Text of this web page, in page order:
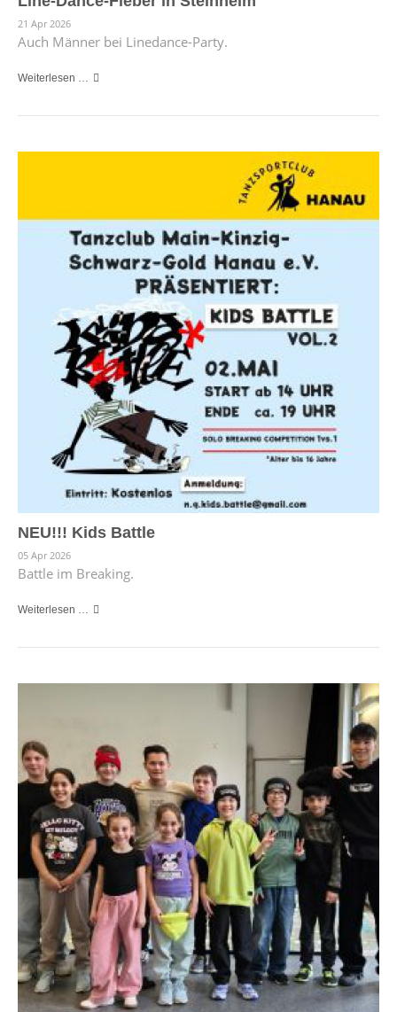
21 Apr 2026
Auch Männer bei Linedance-Party.
Weiterlesen …
NEU!!! Kids Battle
05 Apr 2026
Battle im Breaking.
Weiterlesen …